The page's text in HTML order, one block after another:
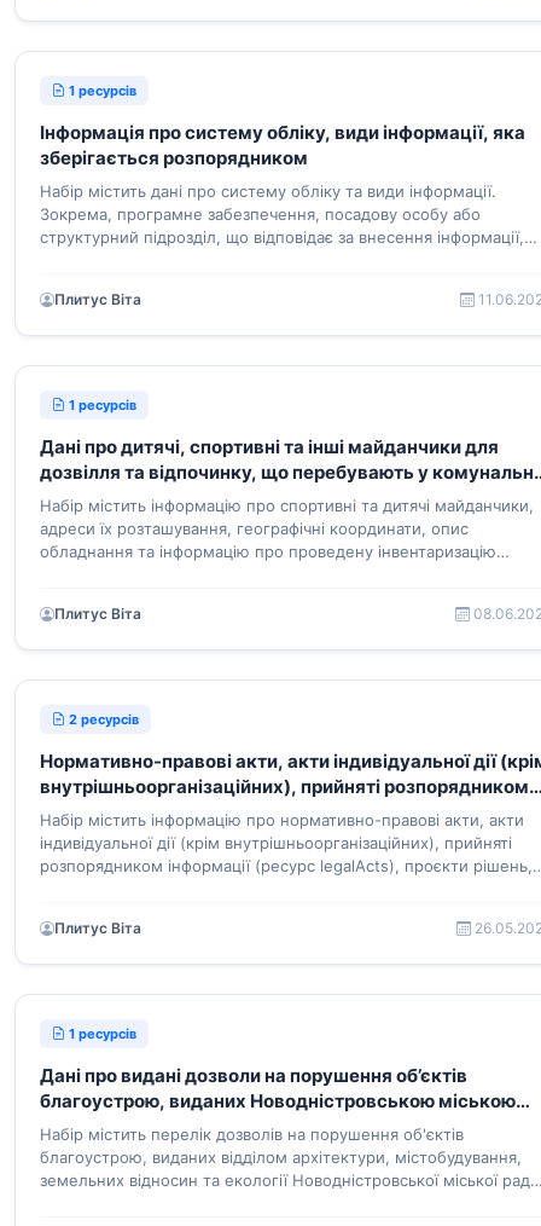
1 ресурсів
Інформація про систему обліку, види інформації, яка
зберігається розпорядником
Набір містить дані про систему обліку та види інформації.
Зокрема, програмне забезпечення, посадову особу або
структурний підрозділ, що відповідає за внесення інформації,
Плитус Віта
1 ресурсів
Дані про дитячі, спортивні та інші майданчики для
дозвілля та відпочинку, що перебувають у
власності Новодністровської ТГТГ
Набір містить інформацію про спортивні та дитячі майданчики,
адреси їх розташування, географічні координати, опис
обладнання та інформацію про проведену інвентаризацію
Плитус Віта
2 ресурсів
Нормативно-правові акти, акти індивідуальної дії
внутрішньоорганізаційних), прийняті розпорядником
інформації, проекти нормативно-правових актів,
інформація, визначена законодавством про засади
регуляторної політики
Набір містить інформацію про нормативно-правові акти, акти
індивідуальної дії (крім внутрішньоорганізаційних), прийняті
розпорядником інформації (ресурс legalActs), проєкти рішень,
відповідальної особи (осіб) розпорядника інформації (ресурс
Плитус Віта
1 ресурсів
Дані про видані дозволи на порушення об’єктів
благоустрою, виданих Новодністровською міською
радою
Набір містить перелік дозволів на порушення об'єктів
благоустрою, виданих відділом архітектури, містобудування,
земельних відносин та екології Новодністровської міської